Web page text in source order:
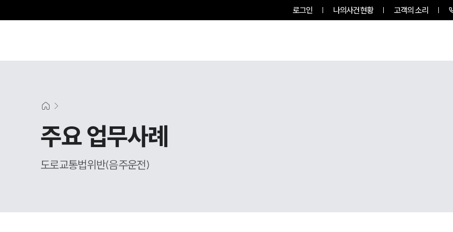
로그인 나의사건현황 고객의 소리
주요 업무사례
도로교통법위반(음주운전)